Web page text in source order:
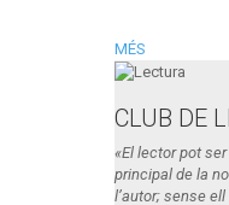
MÉS
CLUB DE
«El lector pot
principal de la
l’autor; sense